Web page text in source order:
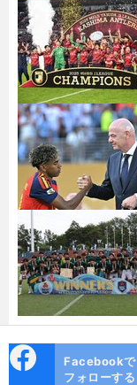
ok
Facebookで
フォローする